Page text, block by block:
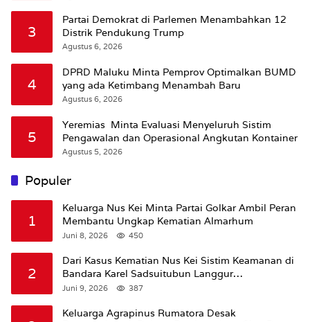
3
Partai Demokrat di Parlemen Menambahkan 12
Distrik Pendukung Trump
Agustus 6, 2026
4
DPRD Maluku Minta Pemprov Optimalkan BUMD
yang ada Ketimbang Menambah Baru
Agustus 6, 2026
5
Yeremias Minta Evaluasi Menyeluruh Sistim
Pengawalan dan Operasional Angkutan Kontainer
Agustus 5, 2026
Populer
1
Keluarga Nus Kei Minta Partai Golkar Ambil Peran
Membantu Ungkap Kematian Almarhum
Juni 8, 2026 450
2
Dari Kasus Kematian Nus Kei Sistim Keamanan di
Bandara Karel Sadsuitubun Langgur
Dipertanyakan
Juni 9, 2026 387
Keluarga Agrapinus Rumatora Desak